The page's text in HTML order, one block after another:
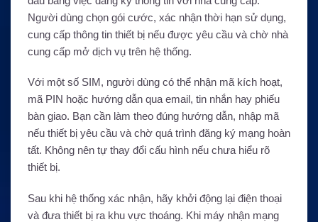
Người dùng chọn gói cước, xác nhận thời hạn sử dụng,
cung cấp thông tin thiết bị nếu được yêu cầu và chờ nhà
cung cấp mở dịch vụ trên hệ thống.
Với một số SIM, người dùng có thể nhận mã kích hoạt,
mã PIN hoặc hướng dẫn qua email, tin nhắn hay phiếu
bàn giao. Bạn cần làm theo đúng hướng dẫn, nhập mã
nếu thiết bị yêu cầu và chờ quá trình đăng ký mạng hoàn
tất. Không nên tự thay đổi cấu hình nếu chưa hiểu rõ
thiết bị.
Sau khi hệ thống xác nhận, hãy khởi động lại điện thoại
và đưa thiết bị ra khu vực thoáng. Khi máy nhận mạng